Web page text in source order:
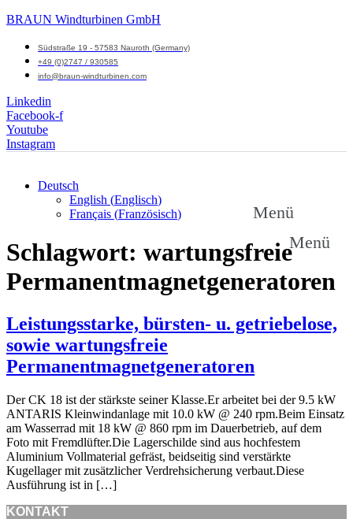
BRAUN Windturbinen GmbH
Südstraße 19 - 57583 Nauroth (Germany)
+49 (0)2747 / 930585
info@braun-windturbinen.com
Linkedin
Facebook-f
Youtube
Instagram
Deutsch
English (Englisch)
Français (Französisch)
Menü
Menü
Schlagwort: wartungsfreie
Permanentmagnetgeneratoren
Leistungsstarke, bürsten- u. getriebelose,
sowie wartungsfreie
Permanentmagnetgeneratoren
Der CK 18 ist der stärkste seiner Klasse.Er arbeitet bei der 9.5 kW
ANTARIS Kleinwindanlage mit 10.0 kW @ 240 rpm.Beim Einsatz
am Wasserrad mit 18 kW @ 860 rpm im Dauerbetrieb, auf dem
Foto mit Fremdlüfter.Die Lagerschilde sind aus hochfestem
Aluminium Vollmaterial gefräst, beidseitig sind verstärkte
Kugellager mit zusätzlicher Verdrehsicherung verbaut.Diese
Ausführung ist in […]
KONTAKT